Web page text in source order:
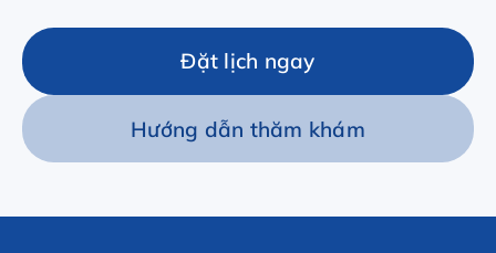
Đặt lịch ngay
Hướng dẫn thăm khám